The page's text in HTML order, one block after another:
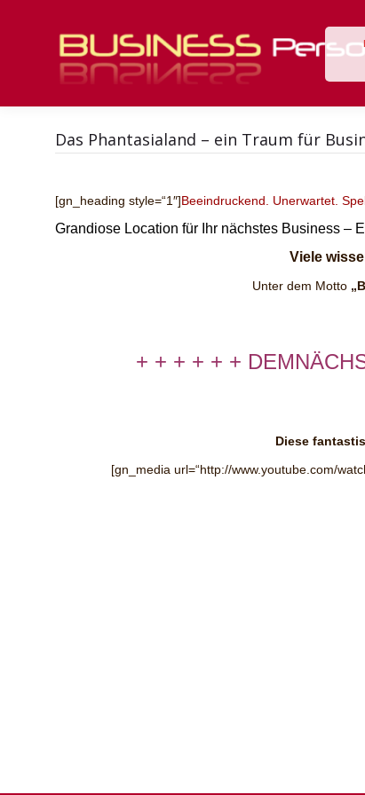
Das Phantasialand – ein Traum für
[gn_heading style=“1″]Beeindruckend. Unerwartet.
Grandiose Location für Ihr nächstes Business –
Viele
Unter dem Motto
+ + + + + +
Diese
[gn_media url=“http://www.youtube.com/